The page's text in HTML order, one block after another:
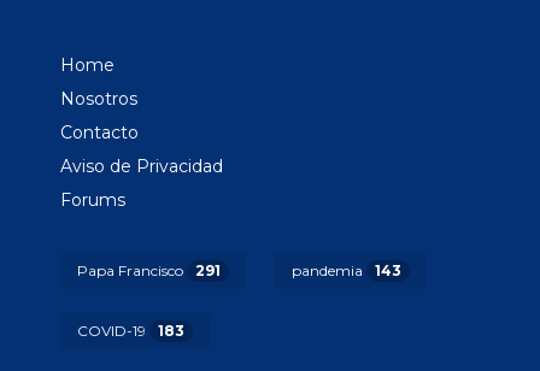
Home
Nosotros
Contacto
Aviso de Privacidad
Forums
Papa Francisco 291 pandemia 143
COVID-19 183